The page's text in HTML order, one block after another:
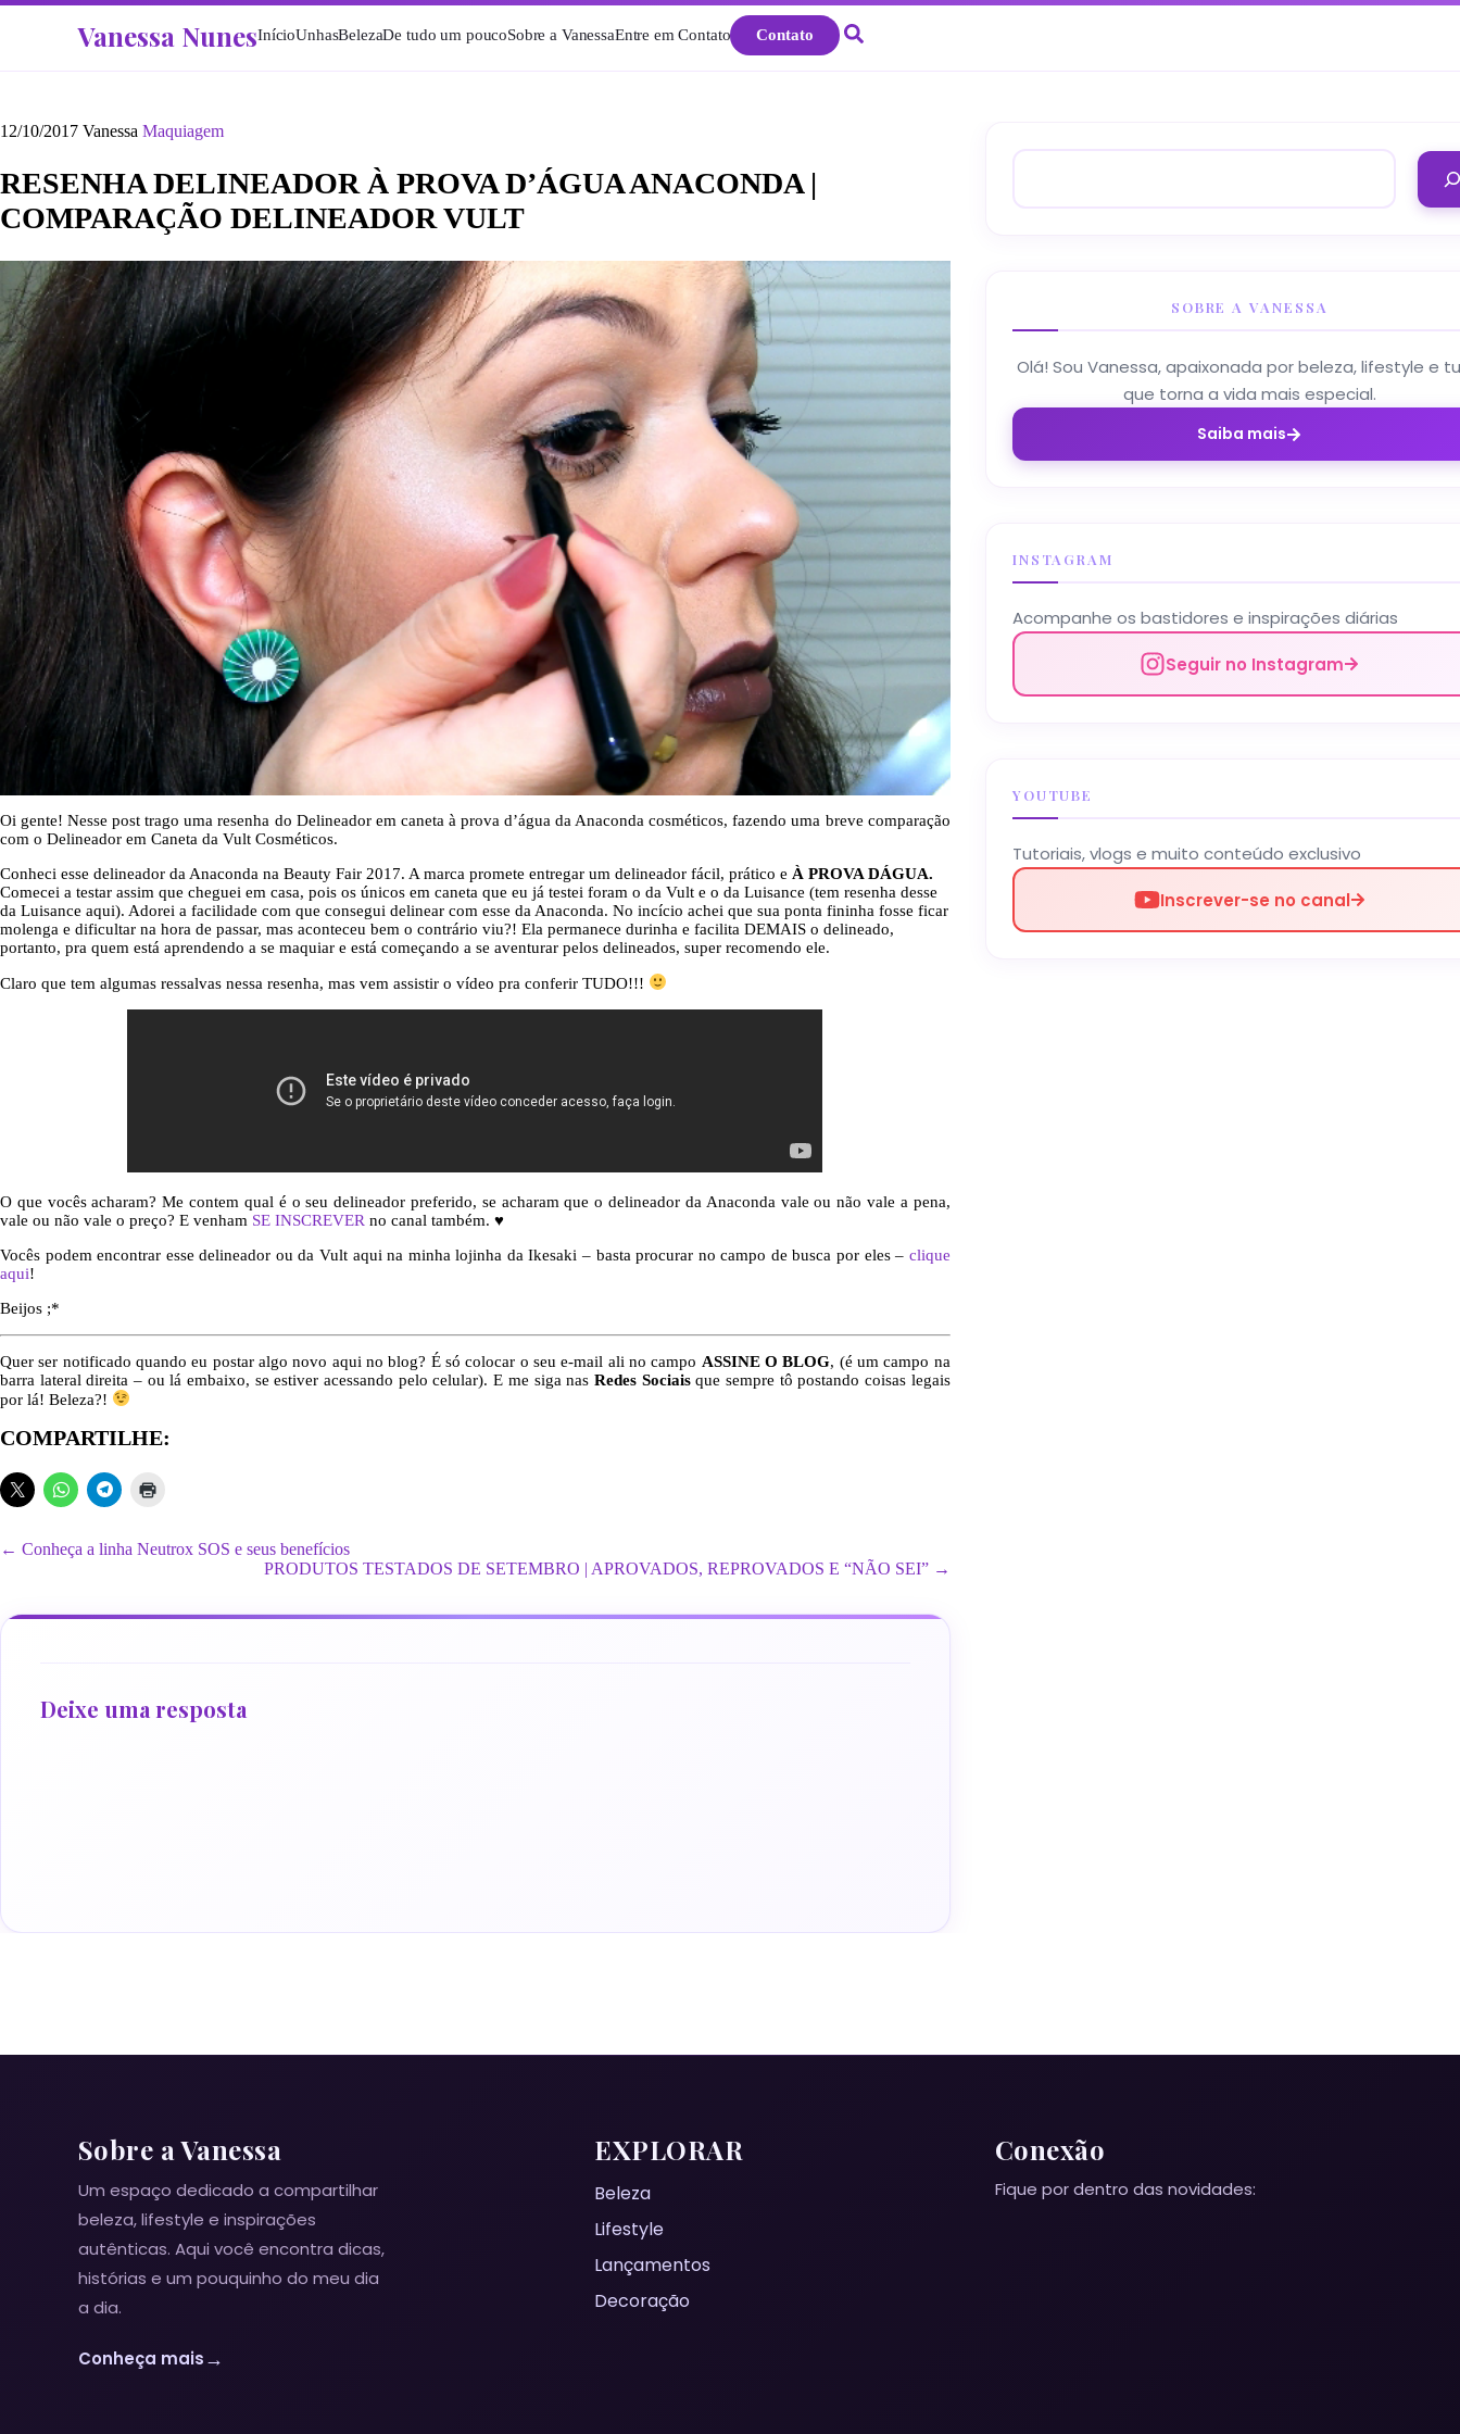
Vanessa NunesInícioUnhasBelezaDe tudo um poucoSobre a VanessaEntre em Contato Contato
12/10/2017 Vanessa Maquiagem
RESENHA DELINEADOR À PROVA D’ÁGUA ANACONDA |
COMPARAÇÃO DELINEADOR VULT
Oi gente! Nesse post trago uma resenha do Delineador em caneta à prova d’água da Anaconda cosméticos, fazendo uma breve comparação
com o Delineador em Caneta da Vult Cosméticos.
Conheci esse delineador da Anaconda na Beauty Fair 2017. A marca promete entregar um delineador fácil, prático e À PROVA DÁGUA.
Comecei a testar assim que cheguei em casa, pois os únicos em caneta que eu já testei foram o da Vult e o da Luisance (tem resenha desse
da Luisance aqui). Adorei a facilidade com que consegui delinear com esse da Anaconda. No incício achei que sua ponta fininha fosse ficar
molenga e dificultar na hora de passar, mas aconteceu bem o contrário viu?! Ela permanece durinha e facilita DEMAIS o delineado,
portanto, pra quem está aprendendo a se maquiar e está começando a se aventurar pelos delineados, super recomendo ele.
Claro que tem algumas ressalvas nessa resenha, mas vem assistir o vídeo pra conferir TUDO!!!
O que vocês acharam? Me contem qual é o seu delineador preferido, se acharam que o delineador da Anaconda vale ou não vale a pena,
vale ou não vale o preço? E venham SE INSCREVER no canal também. ♥
Vocês podem encontrar esse delineador ou da Vult aqui na minha lojinha da Ikesaki – basta procurar no campo de busca por eles – clique
aqui!
Beijos ;*
Quer ser notificado quando eu postar algo novo aqui no blog? É só colocar o seu e-mail ali no campo ASSINE O BLOG, (é um campo na
barra lateral direita – ou lá embaixo, se estiver acessando pelo celular). E me siga nas Redes Sociaisque sempre tô postando coisas legais
por lá! Beleza?!
COMPARTILHE:
← Conheça a linha Neutrox SOS e seus benefícios
PRODUTOS TESTADOS DE SETEMBRO | APROVADOS, REPROVADOS E “NÃO SEI” →
Deixe uma resposta
SOBRE A VANESSA
Olá! Sou Vanessa, apaixonada por beleza, lifestyle e
que torna a vida mais especial.
Saiba mais
INSTAGRAM
Acompanhe os bastidores e inspirações diárias
Seguir no Instagram
YOUTUBE
Tutoriais, vlogs e muito conteúdo exclusivo
Inscrever-se no canal
Sobre a Vanessa
Um espaço dedicado a compartilhar
beleza, lifestyle e inspirações
autênticas. Aqui você encontra dicas,
histórias e um pouquinho do meu dia
a dia.
Conheça mais→
EXPLORAR
Beleza
Lifestyle
Lançamentos
Decoração
Conexão
Fique por dentro das novidades: